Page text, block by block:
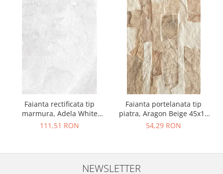
Faianta rectificata tip
marmura, Adela White
30x90, alb, finisaj lucios
111,51 RON
Faianta portelanata tip
piatra, Aragon Beige 45x15
cm, bej, finisaj mat
54,29 RON
NEWSLETTER